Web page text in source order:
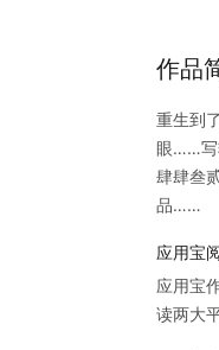
作品
重生到
眼……写
肆肆叁
品……
应用宝
应用宝
读两大